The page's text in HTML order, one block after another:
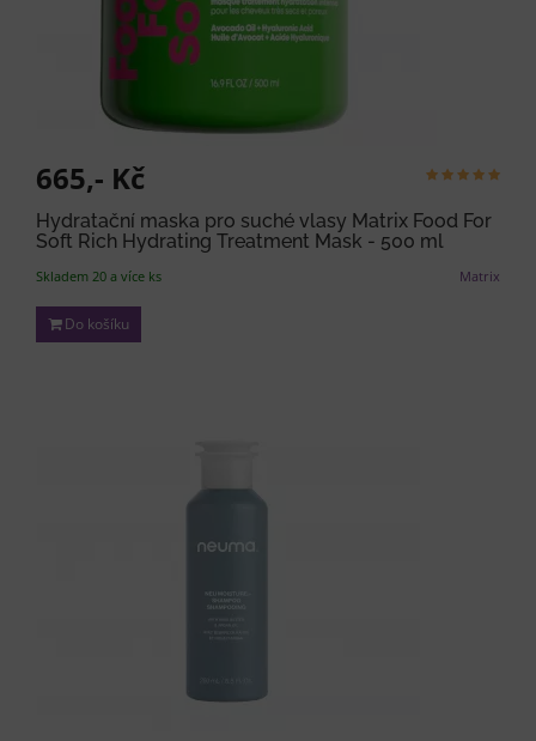
665,- Kč
Hydratační maska pro suché vlasy Matrix Food For
Soft Rich Hydrating Treatment Mask - 500 ml
Matrix
Skladem 20 a více ks
Do košíku